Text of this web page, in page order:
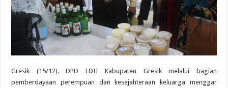
Gresik (15/12). DPD LDII Kabupaten Gresik melalui bagian
pemberdayaan perempuan dan kesejahteraan keluarga menggar